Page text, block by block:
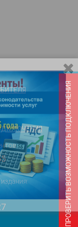
ПРОВЕРИТЬ ВОЗМОЖНОСТЬ ПОДКЛЮЧЕНИЯ